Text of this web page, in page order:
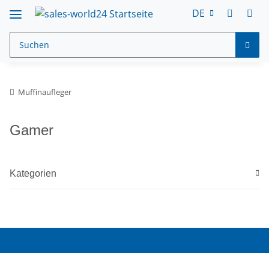
DE
Muffinaufleger
Gamer
Kategorien